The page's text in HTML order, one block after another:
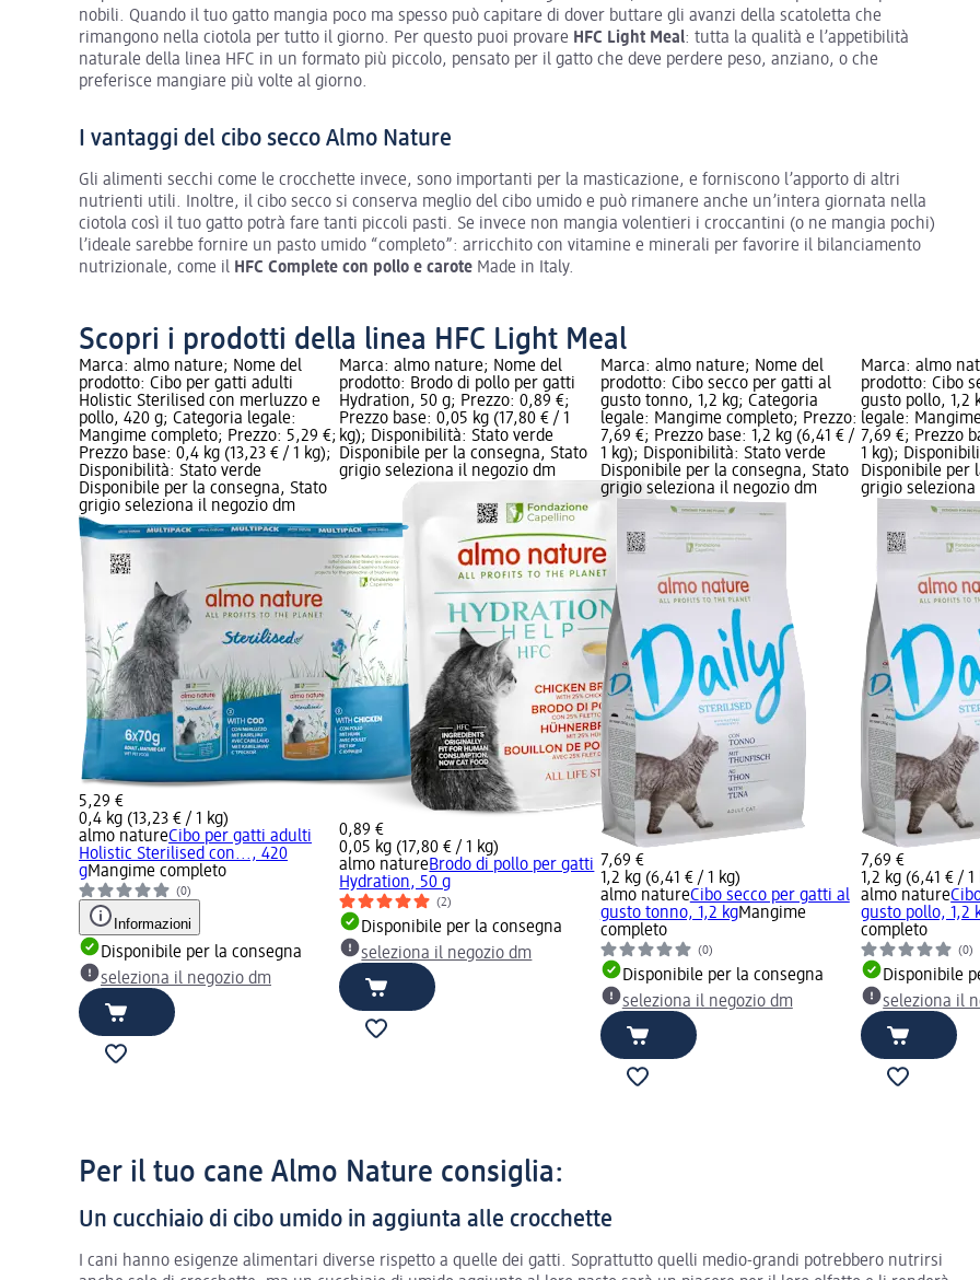
nobili. Quando il tuo gatto mangia poco ma spesso può capitare di dover buttare gli avanzi della scatoletta che
rimangono nella ciotola per tutto il giorno. Per questo puoi provare HFC Light Meal: tutta la qualità e l’appetibilità
naturale della linea HFC in un formato più piccolo, pensato per il gatto che deve perdere peso, anziano, o che
preferisce mangiare più volte al giorno.
I vantaggi del cibo secco Almo Nature
Gli alimenti secchi come le crocchette invece, sono importanti per la masticazione, e forniscono l’apporto di altri
nutrienti utili. Inoltre, il cibo secco si conserva meglio del cibo umido e può rimanere anche un’intera giornata nella
ciotola così il tuo gatto potrà fare tanti piccoli pasti. Se invece non mangia volentieri i croccantini (o ne mangia pochi)
l’ideale sarebbe fornire un pasto umido “completo”: arricchito con vitamine e minerali per favorire il bilanciamento
nutrizionale, come il HFC Complete con pollo e carote Made in Italy.
Scopri i prodotti della linea HFC Light Meal
Marca: almo nature; Nome del
prodotto: Cibo per gatti adulti
Holistic Sterilised con merluzzo e
pollo, 420 g; Categoria legale:
Mangime completo; Prezzo: 5,29 €;
Prezzo base: 0,4 kg (13,23 € / 1 kg);
Disponibilità: Stato verde
Disponibile per la consegna, Stato
grigio seleziona il negozio dm
5,29 €
0,4 kg (13,23 € / 1 kg)
almo natureCibo per gatti adulti
Holistic Sterilised con..., 420
gMangime completo
(0)
Informazioni
Disponibile per la consegna
seleziona il negozio dm
Marca: almo nature; Nome del
prodotto: Brodo di pollo per gatti
Hydration, 50 g; Prezzo: 0,89 €;
Prezzo base: 0,05 kg (17,80 € / 1
kg); Disponibilità: Stato verde
Disponibile per la consegna, Stato
grigio seleziona il negozio dm
0,89 €
0,05 kg (17,80 € / 1 kg)
almo natureBrodo di pollo per gatti
Hydration, 50 g
(2)
Disponibile per la consegna
seleziona il negozio dm
Marca: almo nature; Nome del
prodotto: Cibo secco per gatti al
gusto tonno, 1,2 kg; Categoria
legale: Mangime completo; Prezzo:
7,69 €; Prezzo base: 1,2 kg (6,41 € /
1 kg); Disponibilità: Stato verde
Disponibile per la consegna, Stato
grigio seleziona il negozio dm
7,69 €
1,2 kg (6,41 € / 1 kg)
almo natureCibo secco per gatti al
gusto tonno, 1,2 kgMangime
completo
(0)
Disponibile per la consegna
seleziona il negozio dm
Marca: almo
prodotto: Cibo
gusto pollo, 1,2
legale:
7,69 €; Prezzo
1 kg);
Disponibile per
grigio
7,69 €
1,2 kg (6,41 € / 1
almo nature
gusto pollo, 1,2
completo
(0)
Disponibile
seleziona il
Per il tuo cane Almo Nature consiglia:
Un cucchiaio di cibo umido in aggiunta alle crocchette
I cani hanno esigenze alimentari diverse rispetto a quelle dei gatti. Soprattutto quelli medio-grandi potrebbero nutrirsi